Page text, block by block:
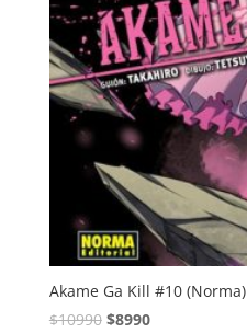
Akame Ga Kill #10 (Norma)
$10990 El
$8990El